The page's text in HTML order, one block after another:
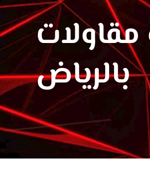
بالرياض